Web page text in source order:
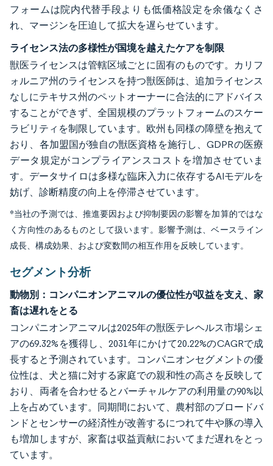
フォームは院内代替手段よりも低価格設定を余儀なくさ
れ、マージンを圧迫して拡大を遅らせています。
ライセンス法の多様性が国境を越えたケアを制限
獣医ライセンスは管轄区域ごとに固有のものです。カリフ
ォルニア州のライセンスを持つ獣医師は、追加ライセンス
なしにテキサス州のペットオーナーに合法的にアドバイス
することができず、全国規模のプラットフォームのスケー
ラビリティを制限しています。欧州も同様の障壁を抱えて
おり、各加盟国が独自の獣医資格を施行し、GDPRの医療
データ規定がコンプライアンスコストを増加させていま
す。データサイロは多様な臨床入力に依存するAIモデルを
妨げ、診断精度の向上を停滞させています。
*当社の予測では、推進要因および抑制要因の影響を加算的ではな
く方向性のあるものとして扱います。影響予測は、ベースライン
成長、構成効果、および変数間の相互作用を反映しています。
セグメント分析
動物別：コンパニオンアニマルの優位性が収益を支え、家
畜は遅れをとる
コンパニオンアニマルは2025年の獣医テレヘルス市場シェ
アの69.32%を獲得し、2031年にかけて20.22%のCAGRで成
長すると予測されています。コンパニオンセグメントの優
位性は、犬と猫に対する家庭での親和性の高さを反映して
おり、両者を合わせるとバーチャルケアの利用量の90%以
上を占めています。同期間において、農村部のブロードバ
ンドとセンサーの経済性が改善するにつれて牛や豚の導入
も増加しますが、家畜は収益貢献においてまだ遅れをとっ
ています。